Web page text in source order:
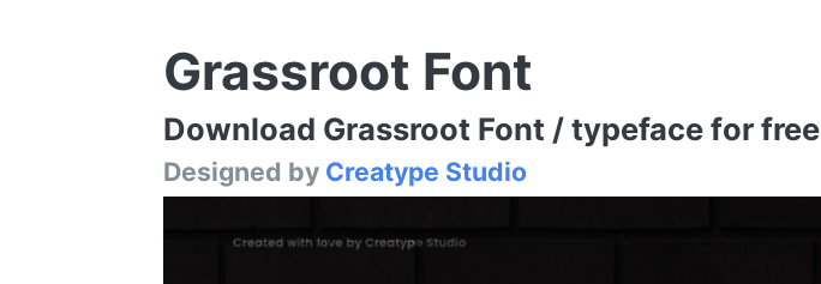
Grassroot Font
Download Grassroot Font / typeface for free
Designed by Creatype Studio